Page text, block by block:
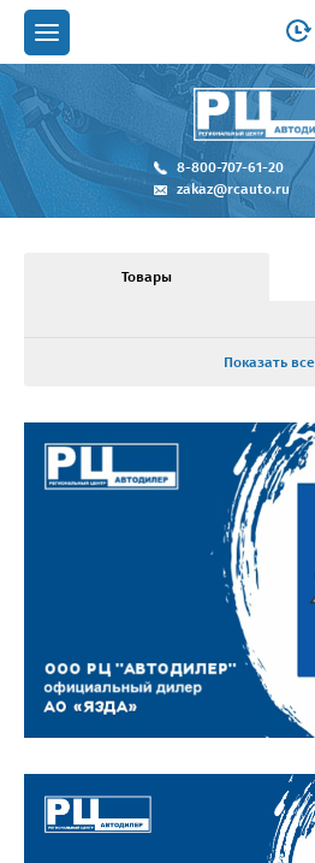
8-800-707-61-20
zakaz@rcauto.ru
Товары
Показать все